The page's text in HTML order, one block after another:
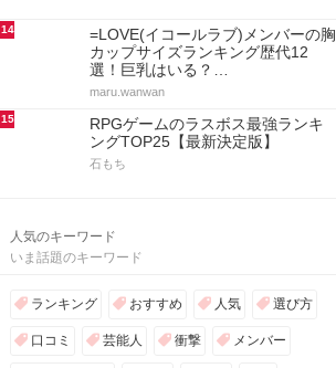
14
=LOVE(イコールラブ)メンバーの胸
カップサイズランキング歴代12
選！巨乳はいる？…
maru.wanwan
15
RPGゲームのラスボス最強ランキ
ングTOP25【最新決定版】
石もち
人気のキーワード
いま話題のキーワード
ランキング おすすめ 人気 選び方
口コミ 芸能人 衝撃 メンバー